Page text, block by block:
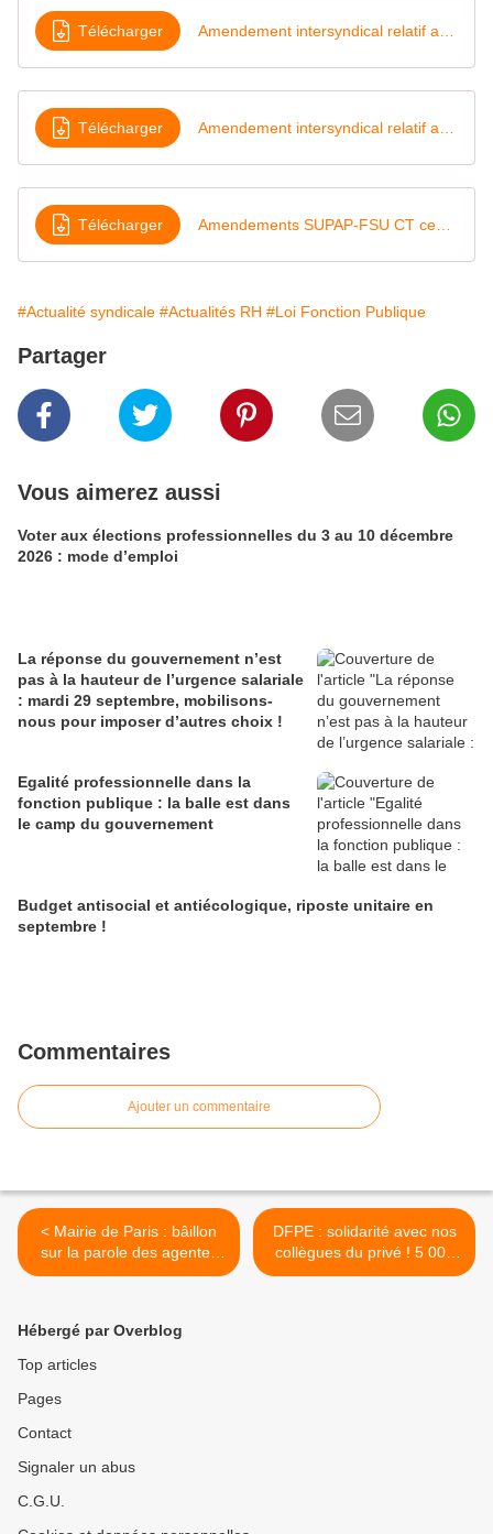
Télécharger
Télécharger
Télécharger
#Actualité syndicale #Actualités RH #Loi Fonction Publique
Partager
Vous aimerez aussi
Voter aux élections professionnelles du 3 au 10 décembre
2026 : mode d’emploi
La réponse du gouvernement n’est
pas à la hauteur de l’urgence salariale
: mardi 29 septembre, mobilisons-
nous pour imposer d’autres choix !
Egalité professionnelle dans la
fonction publique : la balle est dans
le camp du gouvernement
Budget antisocial et antiécologique, riposte unitaire en
septembre !
Commentaires
Ajouter un commentaire
< Mairie de Paris : bâillon
sur la parole des agentes
contre les violences
DFPE : solidarité avec nos
collègues du privé ! 5 000
euros versés par le SUPAP-
Hébergé par Overblog
Top articles
Pages
Contact
Signaler un abus
C.G.U.